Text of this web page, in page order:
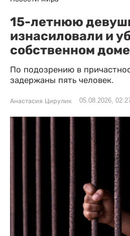
15-летнюю
изнасиловали и
собственном доме
По подозрению в
задержаны пять человек.
Анастасия Цирулик 05.08.2026,